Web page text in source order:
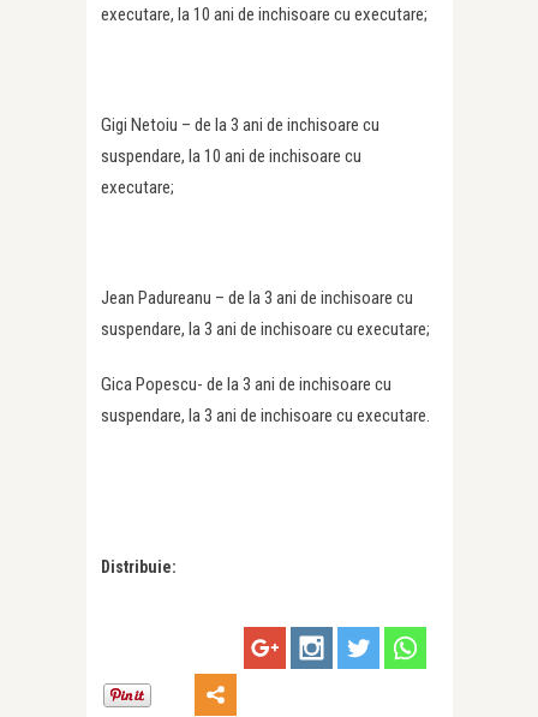
executare, la 10 ani de inchisoare cu executare;
Gigi Netoiu – de la 3 ani de inchisoare cu
suspendare, la 10 ani de inchisoare cu
executare;
Jean Padureanu – de la 3 ani de inchisoare cu
suspendare, la 3 ani de inchisoare cu executare;
Gica Popescu- de la 3 ani de inchisoare cu
suspendare, la 3 ani de inchisoare cu executare.
Distribuie: